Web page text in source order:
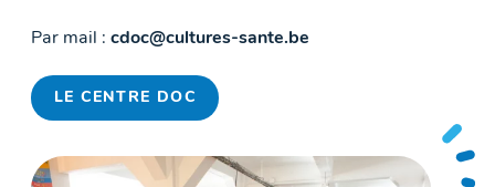
Par mail : cdoc@cultures-sante.be
LE CENTRE DOC